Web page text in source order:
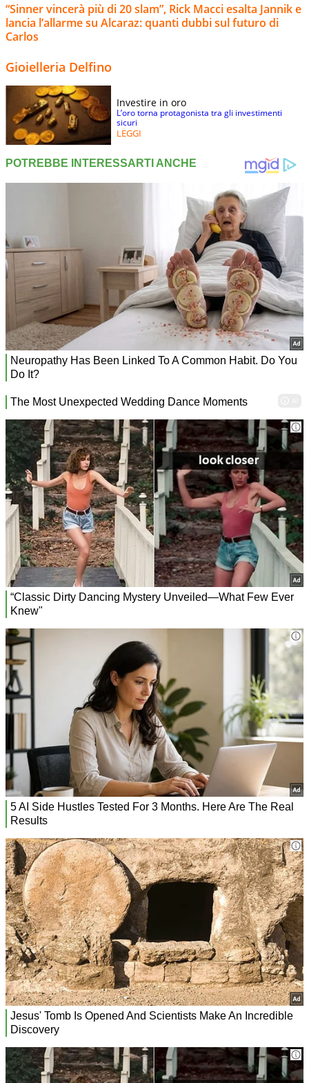
“Sinner vincerà più di 20 slam”, Rick Macci esalta Jannik e
lancia l’allarme su Alcaraz: quanti dubbi sul futuro di
Carlos
Gioielleria Delfino
Investire in oro
L’oro torna protagonista tra gli investimenti
sicuri
LEGGI